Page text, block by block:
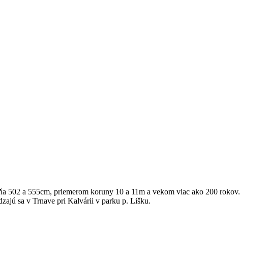
502 a 555cm, priemerom koruny 10 a 11m a vekom viac ako 200 rokov.
sa v Trnave pri Kalvárii v parku p. Lišku.